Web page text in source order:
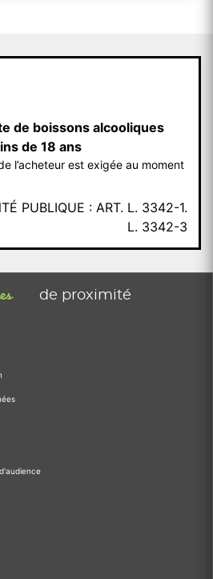
de boissons alcooliques
de 18 ans
l’acheteur est exigée au moment
PUBLIQUE : ART. L. 3342-1.
L. 3342-3
de proximité